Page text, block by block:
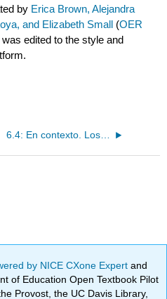
by Erica Brown, Alejandra
and Elizabeth Small (OER
was edited to the style and
6.4: En contexto. Los demostrativos
by NICE CXone Expertand
of Education Open Textbook Pilot
Provost, the UC Davis Library,